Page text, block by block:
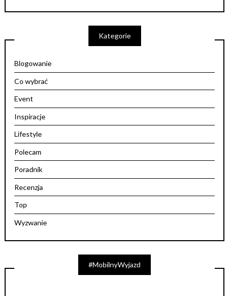
Kategorie
Blogowanie
Co wybrać
Event
Inspiracje
Lifestyle
Polecam
Poradnik
Recenzja
Top
Wyzwanie
#MobilnyWyjazd